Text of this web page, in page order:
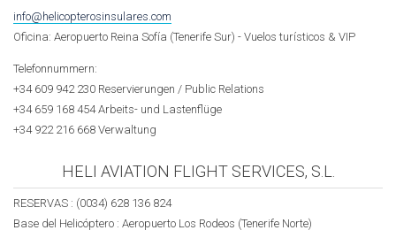
info@helicopterosinsulares.com
Oficina: Aeropuerto Reina Sofía (Tenerife Sur) - Vuelos turísticos & VIP
Telefonnummern:
+34 609 942 230 Reservierungen / Public Relations
+34 659 168 454 Arbeits- und Lastenflüge
+34 922 216 668 Verwaltung
HELI AVIATION FLIGHT SERVICES, S.L.
RESERVAS : (0034) 628 136 824
Base del Helicóptero : Aeropuerto Los Rodeos (Tenerife Norte)